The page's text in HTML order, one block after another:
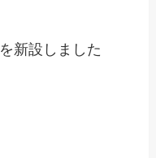
新設しました